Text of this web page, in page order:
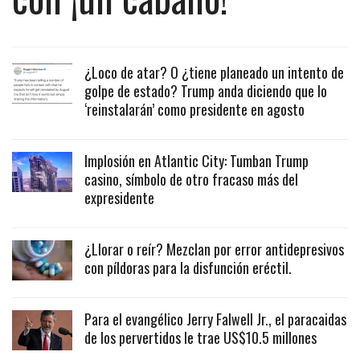
¿Loco de atar? O ¿tiene planeado un intento de
golpe de estado? Trump anda diciendo que lo
‘reinstalarán’ como presidente en agosto
Implosión en Atlantic City: Tumban Trump
casino, símbolo de otro fracaso más del
expresidente
¿Llorar o reír? Mezclan por error antidepresivos
con píldoras para la disfunción eréctil.
Para el evangélico Jerry Falwell Jr., el paracaidas
de los pervertidos le trae US$10.5 millones